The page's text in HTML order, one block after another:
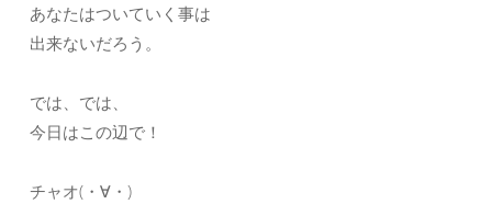
あなたはついていく事は
出来ないだろう。
では、では、
今日はこの辺で！
チャオ(・∀・)